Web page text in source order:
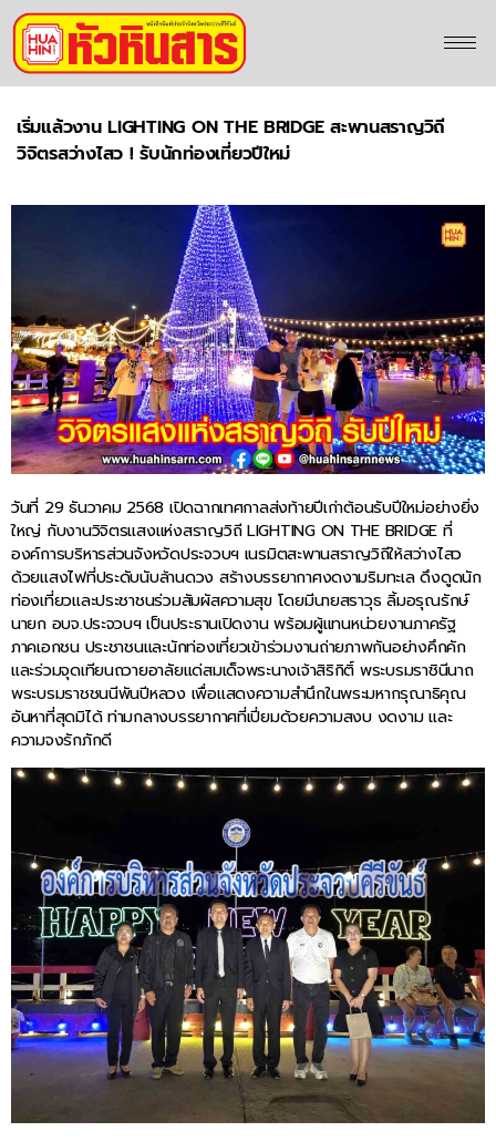
เริ่มแล้วงาน LIGHTING ON THE BRIDGE สะพานสราญวิถี
วิจิตรสว่างไสว ! รับนักท่องเที่ยวปีใหม่
วันที่ 29 ธันวาคม 2568 เปิดฉากเทศกาลส่งท้ายปีเก่าต้อนรับปีใหม่อย่างยิ่ง
ใหญ่ กับงานวิจิตรแสงแห่งสราญวิถี LIGHTING ON THE BRIDGE ที่
องค์การบริหารส่วนจังหวัดประจวบฯ เนรมิตสะพานสราญวิถีให้สว่างไสว
ด้วยแสงไฟที่ประดับนับล้านดวง สร้างบรรยากาศงดงามริมทะเล ดึงดูดนัก
ท่องเที่ยวและประชาชนร่วมสัมผัสความสุข โดยมีนายสราวุธ ลิ้มอรุณรักษ์
นายก อบจ.ประจวบฯ เป็นประธานเปิดงาน พร้อมผู้แทนหน่วยงานภาครัฐ
ภาคเอกชน ประชาชนและนักท่องเที่ยวเข้าร่วมงานถ่ายภาพกันอย่างคึกคัก
และร่วมจุดเทียนถวายอาลัยแด่สมเด็จพระนางเจ้าสิริกิติ์ พระบรมราชินีนาถ
พระบรมราชชนนีพันปีหลวง เพื่อแสดงความสำนึกในพระมหากรุณาธิคุณ
อันหาที่สุดมิได้ ท่ามกลางบรรยากาศที่เปี่ยมด้วยความสงบ งดงาม และ
ความจงรักภักดี